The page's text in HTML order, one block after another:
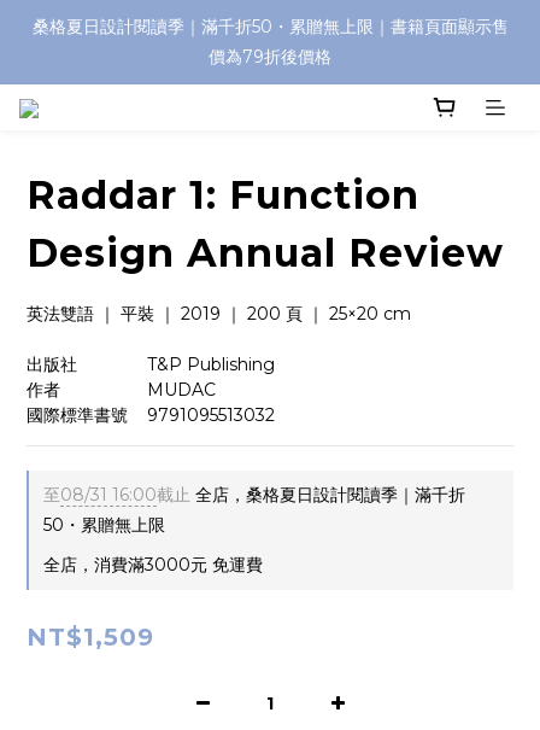
桑格夏日設計閱讀季｜滿千折50・累贈無上限｜書籍頁面顯示售
價為79折後價格
Raddar 1: Function
Design Annual Review
英法雙語 ｜ 平裝 ｜ 2019 ｜ 200 頁 ｜ 25×20 cm
出版社　　　    T&P Publishing
作者　　　　    MUDAC
國際標準書號    9791095513032
至08/31 16:00截止 全店，桑格夏日設計閱讀季｜滿千折
50・累贈無上限
全店，消費滿3000元 免運費
NT$1,509